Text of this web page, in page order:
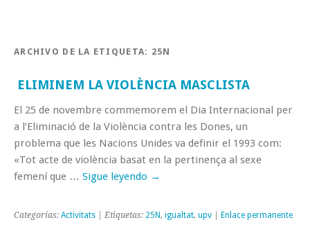
ARCHIVO DE LA ETIQUETA: 25N
ELIMINEM LA VIOLÈNCIA MASCLISTA
El 25 de novembre commemorem el Dia Internacional per
a l’Eliminació de la Violència contra les Dones, un
problema que les Nacions Unides va definir el 1993 com:
«Tot acte de violència basat en la pertinença al sexe
femení que … Sigue leyendo →
Categorías: Activitats | Etiquetas: 25N, igualtat, upv Enlace permanente